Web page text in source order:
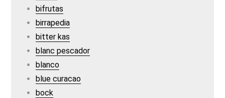
bifrutas
birrapedia
bitter kas
blanc pescador
blanco
blue curacao
bock